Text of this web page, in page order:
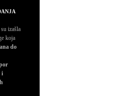
izašla
koja
do
i